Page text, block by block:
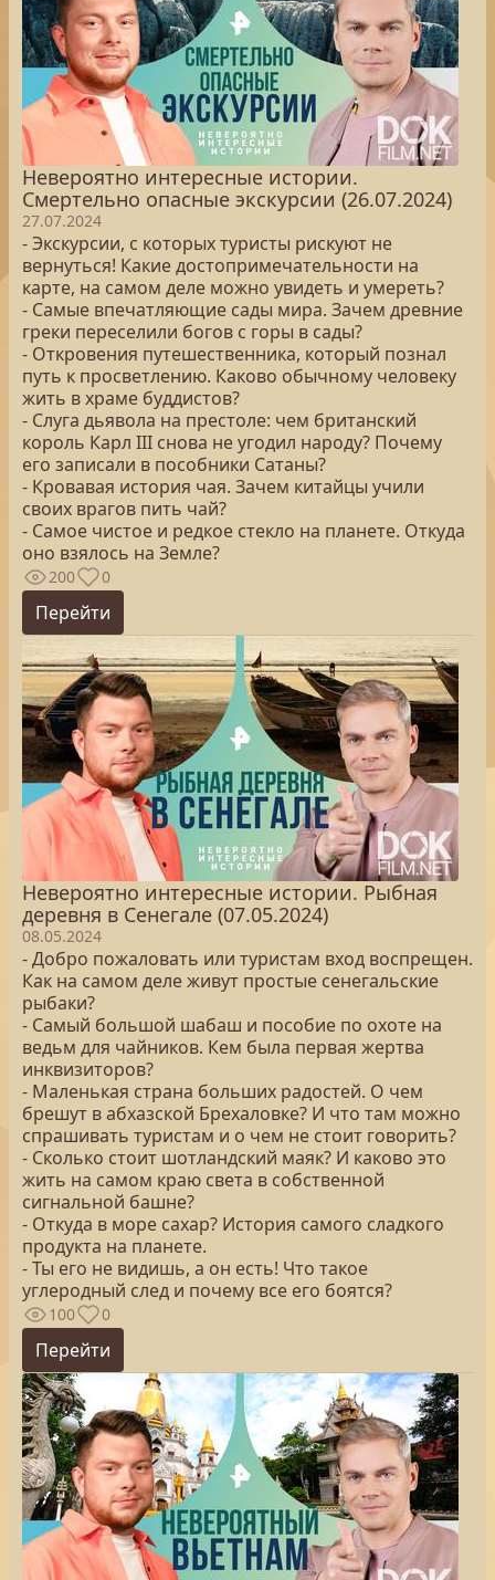
Невероятно интересные истории.
Смертельно опасные экскурсии (26.07.2024)
27.07.2024
- Экскурсии, с которых туристы рискуют не
вернуться! Какие достопримечательности на
карте, на самом деле можно увидеть и умереть?
- Самые впечатляющие сады мира. Зачем древние
греки переселили богов с горы в сады?
- Откровения путешественника, который познал
путь к просветлению. Каково обычному человеку
жить в храме буддистов?
- Слуга дьявола на престоле: чем британский
король Карл III снова не угодил народу? Почему
его записали в пособники Сатаны?
- Кровавая история чая. Зачем китайцы учили
своих врагов пить чай?
- Самое чистое и редкое стекло на планете. Откуда
оно взялось на Земле?
200 0
Перейти
Невероятно интересные истории. Рыбная
деревня в Сенегале (07.05.2024)
08.05.2024
- Добро пожаловать или туристам вход воспрещен.
Как на самом деле живут простые сенегальские
рыбаки?
- Самый большой шабаш и пособие по охоте на
ведьм для чайников. Кем была первая жертва
инквизиторов?
- Маленькая страна больших радостей. О чем
брешут в абхазской Брехаловке? И что там можно
спрашивать туристам и о чем не стоит говорить?
- Сколько стоит шотландский маяк? И каково это
жить на самом краю света в собственной
сигнальной башне?
- Откуда в море сахар? История самого сладкого
продукта на планете.
- Ты его не видишь, а он есть! Что такое
углеродный след и почему все его боятся?
100 0
Перейти